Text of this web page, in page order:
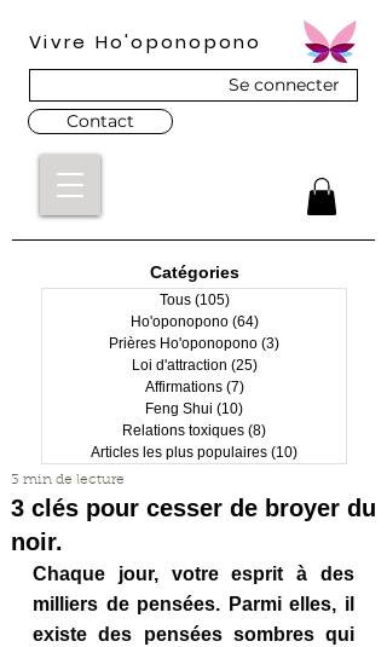
Vivre Ho'oponopono
Se connecter
Contact
Catégories
Tous (105)105 posts
Ho'oponopono (64)64 posts
Prières Ho'oponopono (3)
Loi d'attraction (25)25 posts
Affirmations (7)7 posts
Feng Shui (10)
Relations toxiques (8)
Articles les plus populaires (10)
3 clés pour cesser de broyer du
noir.
3 min de lecture
Chaque jour, votre esprit à des
milliers de pensées. Parmi elles, il
existe des pensées sombres qui